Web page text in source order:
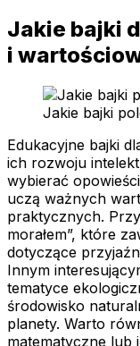
Jakie bajki
i
Jakie bajki
Edukacyjne bajki
ich rozwoju
wybierać
uczą ważnych
praktycznych.
morałem”, które
dotyczące
Innym
tematyce
środowisko
planety. Warto
matematyczne